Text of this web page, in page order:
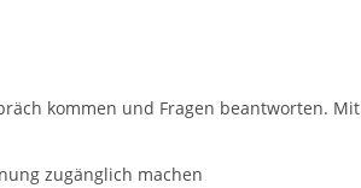
kommen und Fragen beantworten. Mit
zugänglich machen